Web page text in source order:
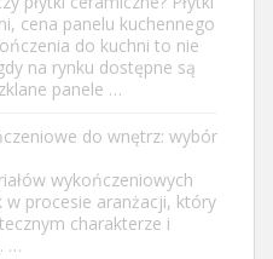
cena panelu kuchennego
do kuchni to nie
na rynku dostępne są
panele …
do wnętrz: wybór
wykończeniowych
procesie aranżacji, który
charakterze i
…